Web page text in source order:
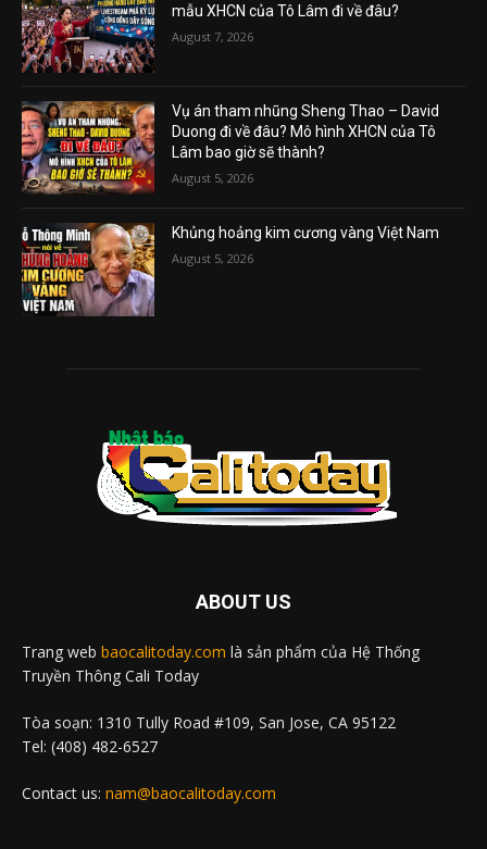
mẫu XHCN của Tô Lâm đi về đâu?
August 7, 2026
Vụ án tham nhũng Sheng Thao – David
Duong đi về đâu? Mô hình XHCN của Tô
Lâm bao giờ sẽ thành?
August 5, 2026
Khủng hoảng kim cương vàng Việt Nam
August 5, 2026
ABOUT US
Trang web baocalitoday.com là sản phẩm của Hệ Thống
Truyền Thông Cali Today
Tòa soạn: 1310 Tully Road #109, San Jose, CA 95122
Tel: (408) 482-6527
Contact us: nam@baocalitoday.com